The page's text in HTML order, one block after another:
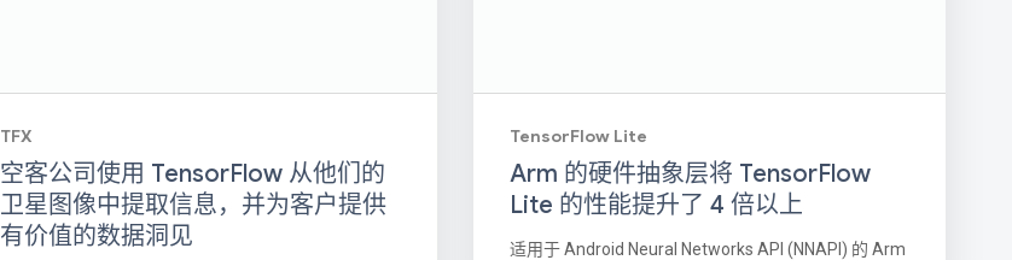
TFX
空客公司使用 TensorFlow 从他们的
卫星图像中提取信息，并为客户提供
有价值的数据洞见
TensorFlow Lite
Arm 的硬件抽象层将 TensorFlow
Lite 的性能提升了 4 倍以上
适用于 Android Neural Networks API (NNAPI) 的 Arm